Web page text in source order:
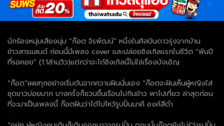
นักร้องหนุ่มเสียงนุ่ม “ก๊อต จิรพัฒน์” หนึ่งในศิลปินดาวรุ่งจากบ้าน
ข้าวสารแลนด์ ก่อนนี้มีเพลง cover และปล่อยซิงเกิลแรกในชีวิต “พันปี
ที่รอคอย” (1.1ล้านวิว)แต่กว่าจะได้ซิงเกิลนี้ไม่ใช่เรื่องบังเอิญ
.
“ก๊อต”เผยทุกอย่างเริ่มต้นจากความฝันนั่นเอง “ก๊อตจะฝันเห็นผู้หญิงใส่
ชุดขาวบ่อยมาก บางครั้งก็ชวนขึ้นเรือนไปกินข้าว พาไปเที่ยว ล่าสุดก่อน
ที่จะมาเป็นเพลงนี้ ก๊อตฝันว่าได้ไปไหว้รูปปั้นนาคี องค์สีดำ
.